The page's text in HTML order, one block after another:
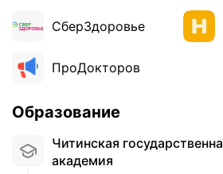
СберЗдоровье
ПроДокторов
Образование
Читинская государственная медицинская
академия